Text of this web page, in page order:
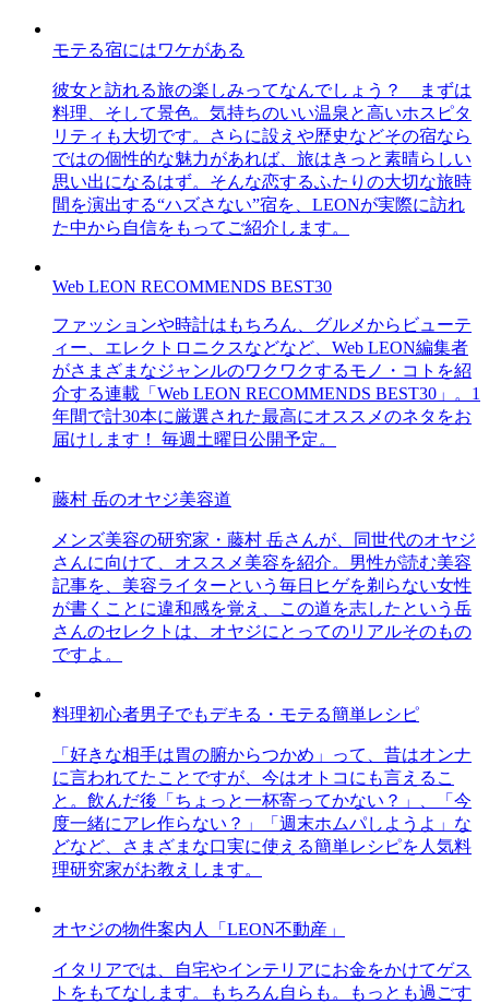
モテる宿にはワケがある
彼女と訪れる旅の楽しみってなんでしょう？ まずは
料理、そして景色。気持ちのいい温泉と高いホスピタ
リティも大切です。さらに設えや歴史などその宿なら
ではの個性的な魅力があれば、旅はきっと素晴らしい
思い出になるはず。そんな恋するふたりの大切な旅時
間を演出する“ハズさない”宿を、LEONが実際に訪れ
た中から自信をもってご紹介します。
Web LEON RECOMMENDS BEST30
ファッションや時計はもちろん、グルメからビューテ
ィー、エレクトロニクスなどなど、Web LEON編集者
がさまざまなジャンルのワクワクするモノ・コトを紹
介する連載「Web LEON RECOMMENDS BEST30」。1
年間で計30本に厳選された最高にオススメのネタをお
届けします！ 毎週土曜日公開予定。
藤村 岳のオヤジ美容道
メンズ美容の研究家・藤村 岳さんが、同世代のオヤジ
さんに向けて、オススメ美容を紹介。男性が読む美容
記事を、美容ライターという毎日ヒゲを剃らない女性
が書くことに違和感を覚え、この道を志したという岳
さんのセレクトは、オヤジにとってのリアルそのもの
ですよ。
料理初心者男子でもデキる・モテる簡単レシピ
「好きな相手は胃の腑からつかめ」って、昔はオンナ
に言われてたことですが、今はオトコにも言えるこ
と。飲んだ後「ちょっと一杯寄ってかない？」、「今
度一緒にアレ作らない？」「週末ホムパしようよ」な
どなど、さまざまな口実に使える簡単レシピを人気料
理研究家がお教えします。
オヤジの物件案内人「LEON不動産」
イタリアでは、自宅やインテリアにお金をかけてゲス
トをもてなします。もちろん自らも。もっとも過ごす